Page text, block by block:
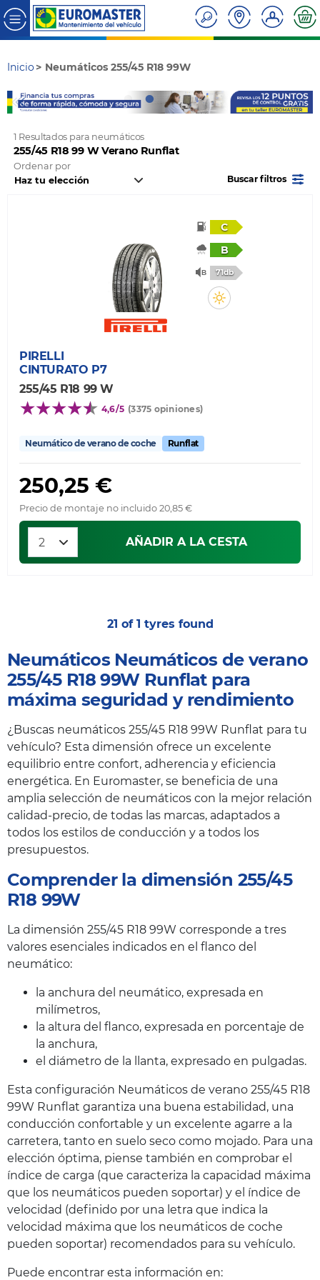
Inicio Neumáticos 255/45 R18 99W
1 Resultados para neumáticos
255/45 R18 99 W Verano Runflat
Ordenar por
Buscar filtros
C
B
71db
PIRELLI
CINTURATO P7
255/45 R18 99 W
4,6/5 (3375 opiniones)
Neumático de verano de coche Runflat
250,25 €
Precio de montaje no incluido 20,85 €
AÑADIR A LA CESTA
21 of 1 tyres found
Neumáticos Neumáticos de verano
255/45 R18 99W Runflat para
máxima seguridad y rendimiento
¿Buscas neumáticos 255/45 R18 99W Runflat para tu
vehículo? Esta dimensión ofrece un excelente
equilibrio entre confort, adherencia y eficiencia
energética. En Euromaster, se beneficia de una
amplia selección de neumáticos con la mejor relación
calidad-precio, de todas las marcas, adaptados a
todos los estilos de conducción y a todos los
presupuestos.
Comprender la dimensión 255/45
R18 99W
La dimensión 255/45 R18 99W corresponde a tres
valores esenciales indicados en el flanco del
neumático:
la anchura del neumático, expresada en
milímetros,
la altura del flanco, expresada en porcentaje de
la anchura,
el diámetro de la llanta, expresado en pulgadas.
Esta configuración Neumáticos de verano 255/45 R18
99W Runflat garantiza una buena estabilidad, una
conducción confortable y un excelente agarre a la
carretera, tanto en suelo seco como mojado. Para una
elección óptima, piense también en comprobar el
índice de carga (que caracteriza la capacidad máxima
que los neumáticos pueden soportar) y el índice de
velocidad (definido por una letra que indica la
velocidad máxima que los neumáticos de coche
pueden soportar) recomendados para su vehículo.
Puede encontrar esta información en: